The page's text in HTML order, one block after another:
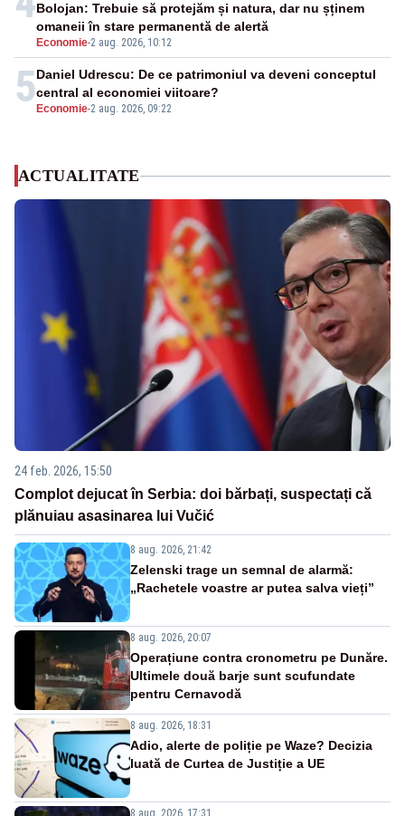
Economie-2 aug. 2026, 10:12
Bolojan: Trebuie să protejăm și natura, dar nu șținem
omaneii în stare permanentă de alertă
5 Economie-2 aug. 2026, 09:22
Daniel Udrescu: De ce patrimoniul va deveni conceptul
central al economiei viitoare?
ACTUALITATE
24 feb. 2026, 15:50
Complot dejucat în Serbia: doi bărbați, suspectați că
plănuiau asasinarea lui Vučić
8 aug. 2026, 21:42
Zelenski trage un semnal de alarmă:
„Rachetele voastre ar putea salva vieți”
8 aug. 2026, 20:07
Operațiune contra cronometru pe Dunăre.
Ultimele două barje sunt scufundate
pentru Cernavodă
8 aug. 2026, 18:31
Adio, alerte de poliție pe Waze? Decizia
luată de Curtea de Justiție a UE
8 aug. 2026, 17:31